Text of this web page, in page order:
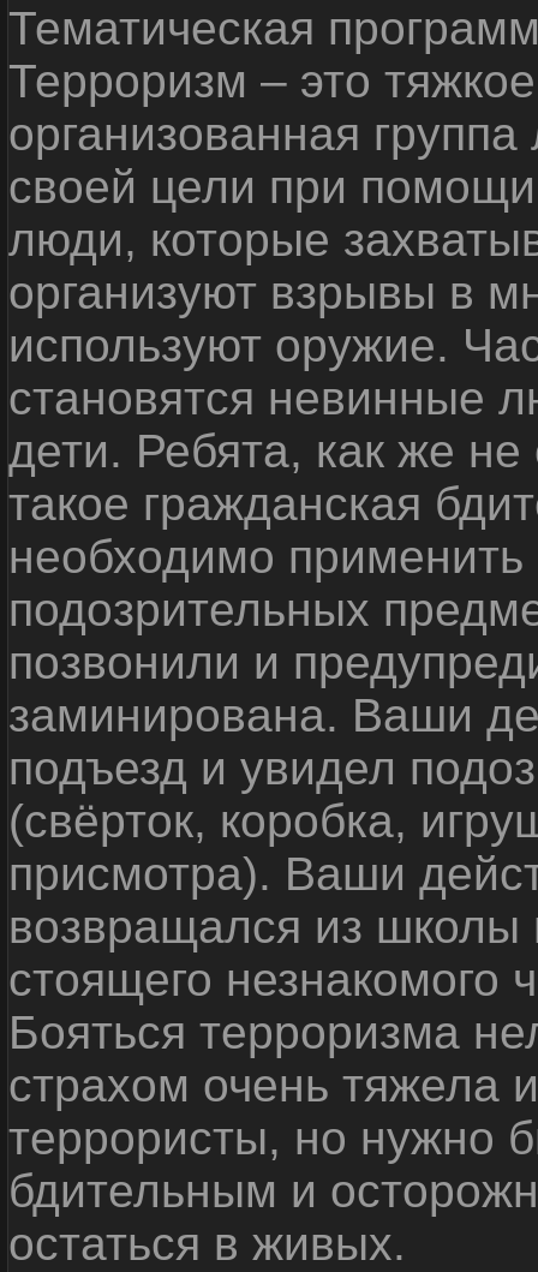
Тематическая
Терроризм – это
организованная
своей цели при
люди, которые
организуют взрывы в
используют оружие.
становятся невинные
дети. Ребята, как же не
такое гражданская
необходимо
подозрительных
позвонили и
заминирована. Ваши
подъезд и увидел
(свёрток, коробка,
присмотра). Ваши
возвращался из школы
стоящего незнакомого
Бояться терроризма
страхом очень тяжела
террористы, но нужно
бдительным и
остаться в живых.